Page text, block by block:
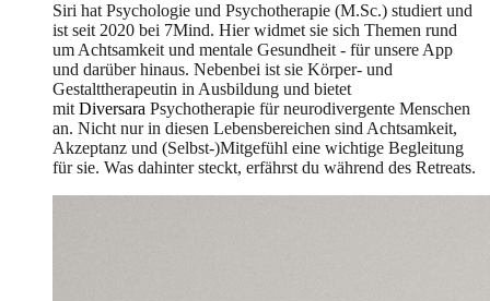
Siri hat Psychologie und Psychotherapie (M.Sc.) studiert und
ist seit 2020 bei 7Mind. Hier widmet sie sich Themen rund
um Achtsamkeit und mentale Gesundheit - für unsere App
und darüber hinaus. Nebenbei ist sie Körper- und
Gestalttherapeutin in Ausbildung und bietet
mit Diversara Psychotherapie für neurodivergente Menschen
an. Nicht nur in diesen Lebensbereichen sind Achtsamkeit,
Akzeptanz und (Selbst-)Mitgefühl eine wichtige Begleitung
für sie. Was dahinter steckt, erfährst du während des Retreats.